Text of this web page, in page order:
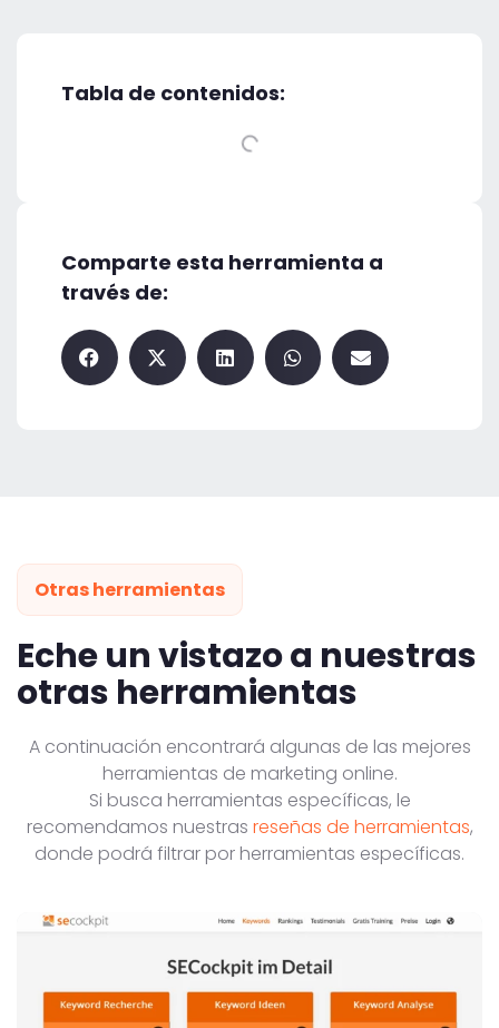
Tabla de contenidos:
Comparte esta herramienta a
través de:
Otras herramientas
Eche un vistazo a nuestras
otras herramientas
A continuación encontrará algunas de las mejores
herramientas de marketing online.
Si busca herramientas específicas, le
recomendamos nuestras reseñas de herramientas,
donde podrá filtrar por herramientas específicas.